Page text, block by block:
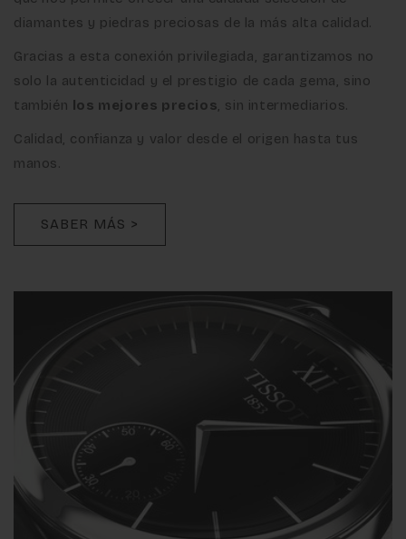
diamantes y piedras preciosas de la más alta calidad.
Gracias a esta conexión privilegiada, garantizamos no
solo la autenticidad y el prestigio de cada gema, sino
también los mejores precios, sin intermediarios.
Calidad, confianza y valor desde el origen hasta tus
manos.
SABER MÁS >